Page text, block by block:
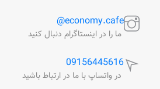
economy.cafe@
ما را در اینستاگرام دنبال کنید
09156445616
در واتساپ با ما در ارتباط باشید